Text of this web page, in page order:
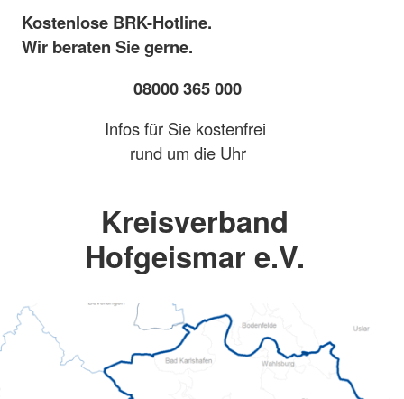
Kostenlose BRK-Hotline.
Wir beraten Sie gerne.
08000 365 000
Infos für Sie kostenfrei
rund um die Uhr
Kreisverband
Hofgeismar e.V.